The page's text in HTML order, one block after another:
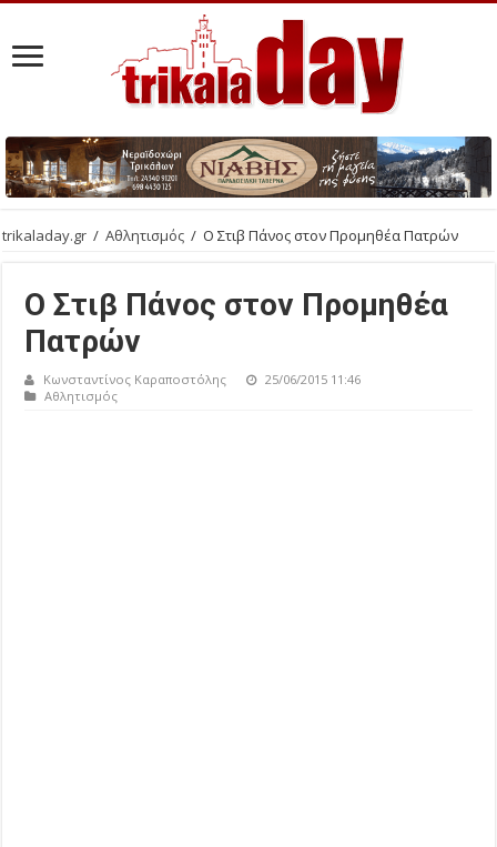
trikaladay.gr / Αθλητισμός / Ο Στιβ Πάνος στον Προμηθέα Πατρών
Ο Στιβ Πάνος στον Προμηθέα
Πατρών
Κωνσταντίνος Καραποστόλης
25/06/2015 11:46
Αθλητισμός